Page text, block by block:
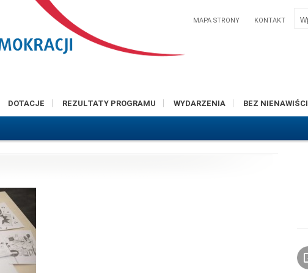
MAPA STRONY KONTAKT
DOTACJE REZULTATY PROGRAMU WYDARZENIA BEZ NIENAWIŚCI